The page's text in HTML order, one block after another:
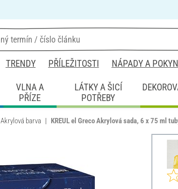
TRENDY PŘÍLEŽITOSTI NÁPADY A
VLNA A
PŘÍZE
LÁTKY A ŠICÍ
POTŘEBY
Akrylová barva KREUL el Greco Akrylová sada, 6 x 75 ml